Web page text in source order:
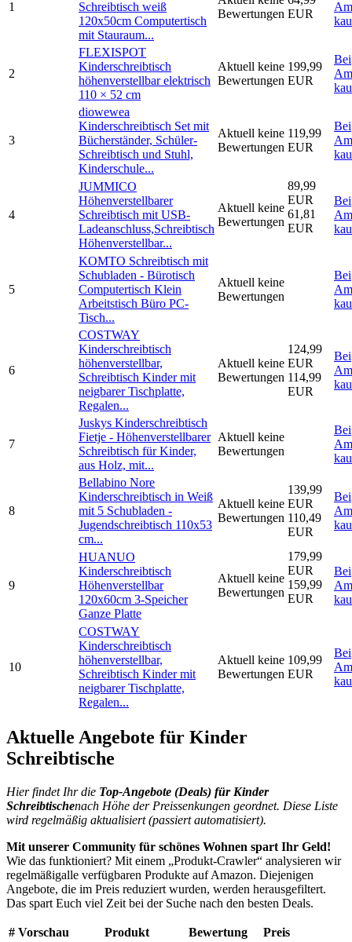
1
Schreibtisch weiß
120x50cm Computertisch
mit Stauraum...
Bewertungen EUR
2
FLEXISPOT
Kinderschreibtisch
höhenverstellbar elektrisch
110 × 52 cm
Aktuell keine
Bewertungen
199,99
EUR
Bei
3
diowewea
Kinderschreibtisch Set mit
Bücherständer, Schüler-
Schreibtisch und Stuhl,
Kinderschule...
Aktuell keine
Bewertungen
119,99
EUR
Bei
4
JUMMICO
Höhenverstellbarer
Schreibtisch mit USB-
Ladeanschluss,Schreibtisch
Höhenverstellbar...
Aktuell keine
Bewertungen
89,99
EUR
61,81
EUR
Bei
5
KOMTO Schreibtisch mit
Schubladen - Bürotisch
Computertisch Klein
Arbeitstisch Büro PC-
Tisch...
Aktuell keine
Bewertungen
Bei
6
COSTWAY
Kinderschreibtisch
höhenverstellbar,
Schreibtisch Kinder mit
neigbarer Tischplatte,
Regalen...
Aktuell keine
Bewertungen
124,99
EUR
114,99
EUR
Bei
7
Juskys Kinderschreibtisch
Fietje - Höhenverstellbarer
Schreibtisch für Kinder,
aus Holz, mit...
Aktuell keine
Bewertungen
Bei
8
Bellabino Nore
Kinderschreibtisch in Weiß
mit 5 Schubladen -
Jugendschreibtisch 110x53
cm...
Aktuell keine
Bewertungen
139,99
EUR
110,49
EUR
Bei
9
HUANUO
Kinderschreibtisch
Höhenverstellbar
120x60cm 3-Speicher
Ganze Platte
Aktuell keine
Bewertungen
179,99
EUR
159,99
EUR
Bei
10
COSTWAY
Kinderschreibtisch
höhenverstellbar,
Schreibtisch Kinder mit
neigbarer Tischplatte,
Regalen...
Aktuell keine
Bewertungen
109,99
EUR
Bei
Aktuelle Angebote für Kinder
Schreibtische
Hier findet Ihr die Top-Angebote (Deals) für Kinder
Schreibtischenach Höhe der Preissenkungen geordnet. Diese Liste
wird regelmäßig aktualisiert (passiert automatisiert).
Mit unserer Community für schönes Wohnen spart Ihr Geld!
Wie das funktioniert? Mit einem „Produkt-Crawler“ analysieren wir
regelmäßigalle verfügbaren Produkte auf Amazon. Diejenigen
Angebote, die im Preis reduziert wurden, werden herausgefiltert.
Das spart Euch viel Zeit bei der Suche nach den besten Deals.
# Vorschau Produkt Bewertung Preis